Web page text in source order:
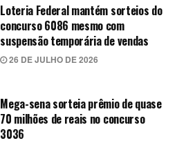
Loteria Federal mantém sorteios do
concurso 6086 mesmo com
suspensão temporária de vendas
26 DE JULHO DE 2026
Mega-sena sorteia prêmio de quase
70 milhões de reais no concurso
3036